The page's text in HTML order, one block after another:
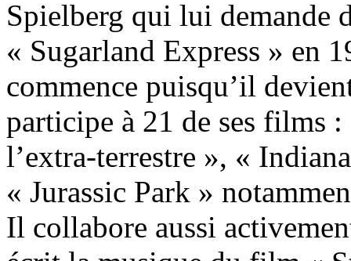
Spielberg qui lui demande
« Sugarland Express » en
commence puisqu’il
participe à 21 de ses films
l’extra-terrestre », «
« Jurassic Park »
Il collabore aussi